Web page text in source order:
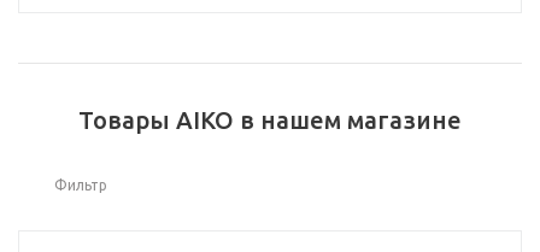
Товары AIKO в нашем магазине
Фильтр